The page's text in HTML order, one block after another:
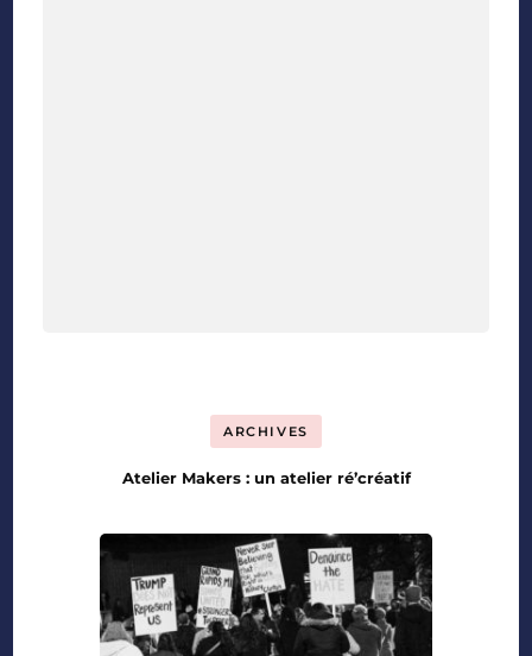
ARCHIVES
Atelier Makers : un atelier ré’créatif